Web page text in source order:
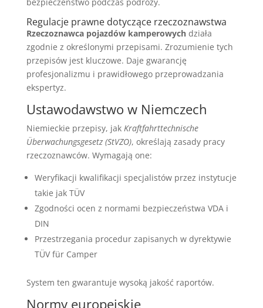
Regulacje prawne dotyczące rzeczoznawstwa
Rzeczoznawca pojazdów kamperowychdziała
zgodnie z określonymi przepisami. Zrozumienie tych
przepisów jest kluczowe. Daje gwarancję
profesjonalizmu i prawidłowego przeprowadzania
ekspertyz.
Ustawodawstwo w Niemczech
Niemieckie przepisy, jak Kraftfahrttechnische
Überwachungsgesetz (StVZO), określają zasady pracy
rzeczoznawców. Wymagają one:
Weryfikacji kwalifikacji specjalistów przez instytucje
takie jak TÜV
Zgodności ocen z normami bezpieczeństwa VDA i
DIN
Przestrzegania procedur zapisanych w dyrektywie
TÜV für Camper
System ten gwarantuje wysoką jakość raportów.
Normy europejskie